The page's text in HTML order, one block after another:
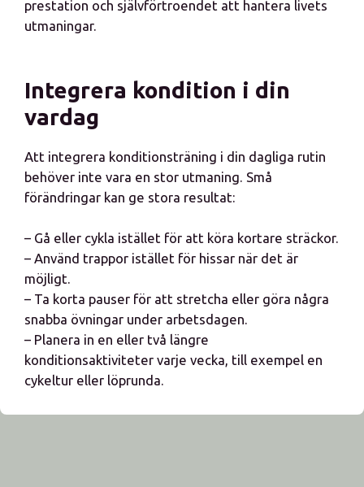
prestation och självförtroendet att hantera livets
utmaningar.
Integrera kondition i din
vardag
Att integrera konditionsträning i din dagliga rutin
behöver inte vara en stor utmaning. Små
förändringar kan ge stora resultat:
– Gå eller cykla istället för att köra kortare sträckor.
– Använd trappor istället för hissar när det är
möjligt.
– Ta korta pauser för att stretcha eller göra några
snabba övningar under arbetsdagen.
– Planera in en eller två längre
konditionsaktiviteter varje vecka, till exempel en
cykeltur eller löprunda.